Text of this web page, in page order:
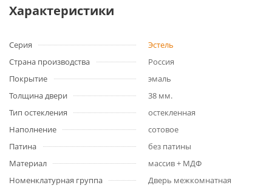
Характеристики
Серия
Эстель
Страна производства
Россия
Покрытие
эмаль
Толщина двери
38 мм.
Тип остекления
остекленная
Наполнение
сотовое
Патина
без патины
Материал
массив + МДФ
Номенклатурная группа
Дверь межкомнатная